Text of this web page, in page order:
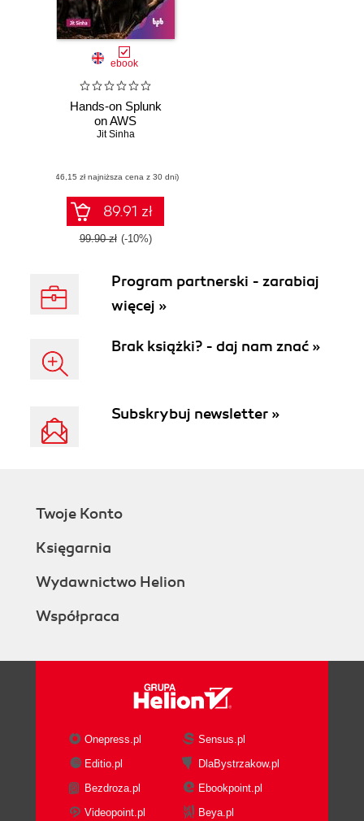
ebook
Hands-on Splunk
on AWS
Jit Sinha
(46,15 zł najniższa cena z 30 dni)
89.91 zł
99.90 zł (-10%)
Program partnerski - zarabiaj
więcej »
Brak książki? - daj nam znać »
Subskrybuj newsletter »
Twoje Konto
Księgarnia
Wydawnictwo Helion
Współpraca
Onepress.pl
Sensus.pl
Editio.pl
DlaBystrzakow.pl
Bezdroza.pl
Ebookpoint.pl
Videopoint.pl
Beya.pl